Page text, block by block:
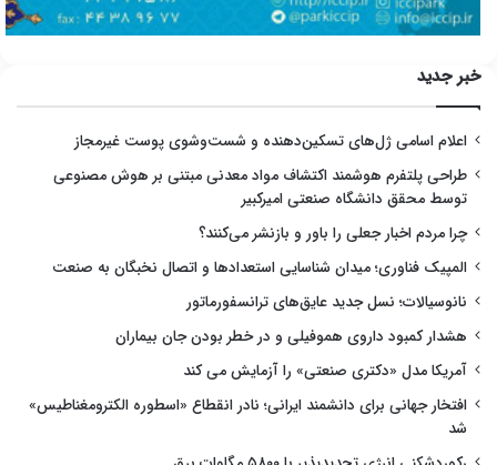
خبر جدید
اعلام اسامی ژل‌های تسکین‌دهنده و شست‌وشوی پوست غیرمجاز
طراحی پلتفرم هوشمند اکتشاف مواد معدنی مبتنی بر هوش مصنوعی
توسط محقق دانشگاه صنعتی امیرکبیر
چرا مردم اخبار جعلی را باور و بازنشر می‌کنند؟
المپیک فناوری؛ میدان شناسایی استعدادها و اتصال نخبگان به صنعت
نانوسیالات؛ نسل جدید عایق‌های ترانسفورماتور
هشدار کمبود داروی هموفیلی و در خطر بودن جان بیماران
آمریکا مدل «دکتری صنعتی» را آزمایش می کند
افتخار جهانی برای دانشمند ایرانی؛ نادر انقطاع «اسطوره الکترومغناطیس»
شد